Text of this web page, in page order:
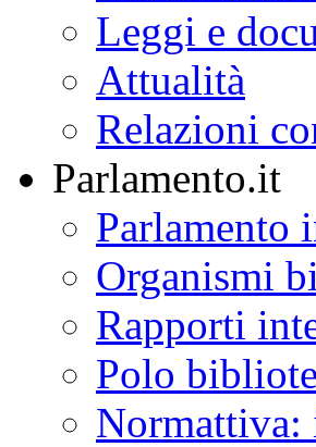
Leggi e
Attualità
Relazioni
Parlamento.it
Parlamento
Organismi
Rapporti
Polo
Normattiva: